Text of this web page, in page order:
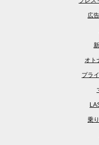
広
オト
プラ
乗